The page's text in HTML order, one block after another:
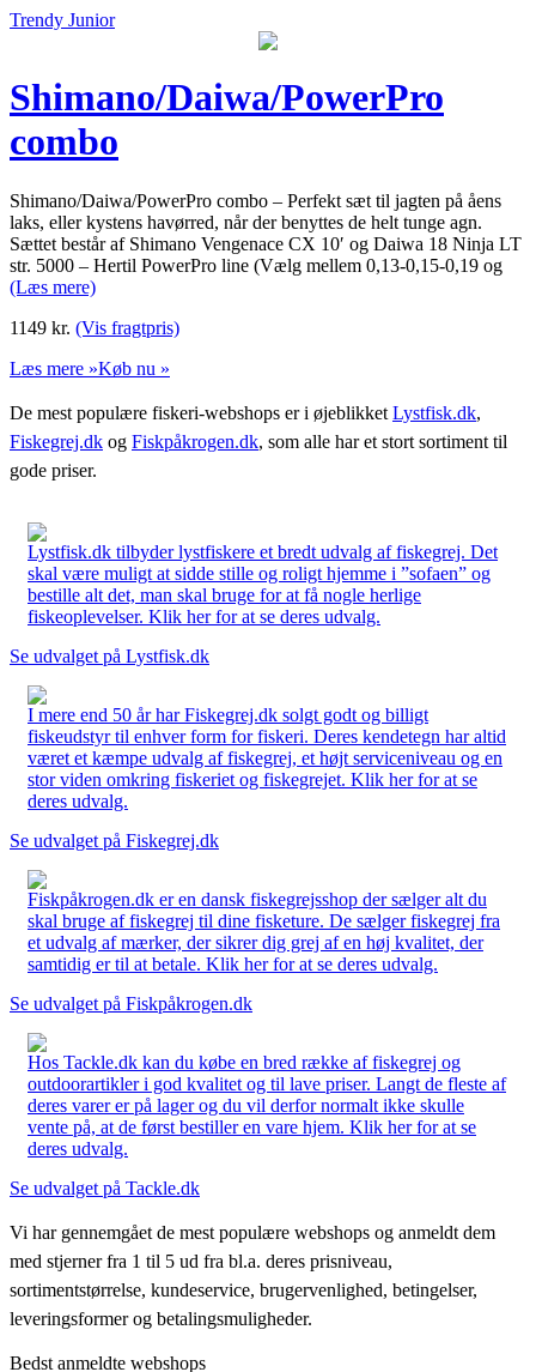
Trendy Junior
Shimano/Daiwa/PowerPro
combo
Shimano/Daiwa/PowerPro combo – Perfekt sæt til jagten på åens
laks, eller kystens havørred, når der benyttes de helt tunge agn.
Sættet består af Shimano Vengenace CX 10′ og Daiwa 18 Ninja LT
str. 5000 – Hertil PowerPro line (Vælg mellem 0,13-0,15-0,19 og
(Læs mere)
1149 kr. (Vis fragtpris)
Læs mere »Køb nu »
De mest populære fiskeri-webshops er i øjeblikket Lystfisk.dk,
Fiskegrej.dk og Fiskpåkrogen.dk, som alle har et stort sortiment til
gode priser.
Lystfisk.dk tilbyder lystfiskere et bredt udvalg af fiskegrej. Det
skal være muligt at sidde stille og roligt hjemme i ”sofaen” og
bestille alt det, man skal bruge for at få nogle herlige
fiskeoplevelser. Klik her for at se deres udvalg.
Se udvalget på Lystfisk.dk
I mere end 50 år har Fiskegrej.dk solgt godt og billigt
fiskeudstyr til enhver form for fiskeri. Deres kendetegn har altid
været et kæmpe udvalg af fiskegrej, et højt serviceniveau og en
stor viden omkring fiskeriet og fiskegrejet. Klik her for at se
deres udvalg.
Se udvalget på Fiskegrej.dk
Fiskpåkrogen.dk er en dansk fiskegrejsshop der sælger alt du
skal bruge af fiskegrej til dine fisketure. De sælger fiskegrej fra
et udvalg af mærker, der sikrer dig grej af en høj kvalitet, der
samtidig er til at betale. Klik her for at se deres udvalg.
Se udvalget på Fiskpåkrogen.dk
Hos Tackle.dk kan du købe en bred række af fiskegrej og
outdoorartikler i god kvalitet og til lave priser. Langt de fleste af
deres varer er på lager og du vil derfor normalt ikke skulle
vente på, at de først bestiller en vare hjem. Klik her for at se
deres udvalg.
Se udvalget på Tackle.dk
Vi har gennemgået de mest populære webshops og anmeldt dem
med stjerner fra 1 til 5 ud fra bl.a. deres prisniveau,
sortimentstørrelse, kundeservice, brugervenlighed, betingelser,
leveringsformer og betalingsmuligheder.
Bedst anmeldte webshops